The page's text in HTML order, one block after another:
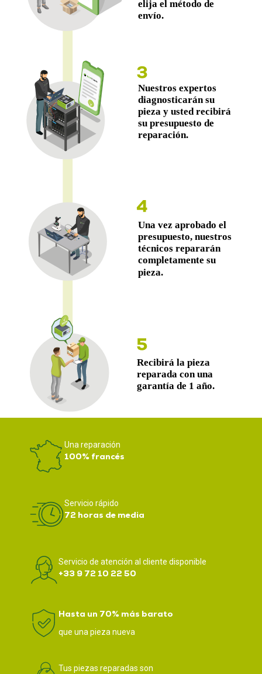
Una reparación
100% francés
Servicio rápido
72 horas de media
Servicio de atención al cliente disponible
+33 9 72 10 22 50
Hasta un 70% más barato
que una pieza nueva
Tus piezas reparadas son